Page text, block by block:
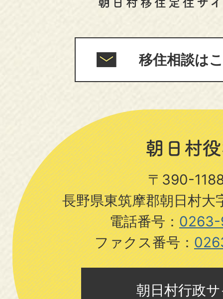
移住相談は
〒390-
長野県東筑摩郡朝日村大
電話番号：0263-
ファクス番号：
朝日村行政